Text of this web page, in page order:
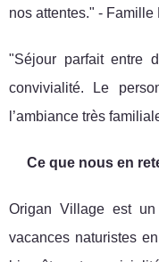
nos attentes." -
"Séjour parfait entre
convivialité. Le
l’ambiance très
Ce que nous en
Origan Village est
vacances naturistes